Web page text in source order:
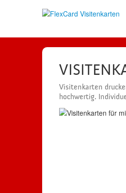
Visitenkarten
hochwertig.